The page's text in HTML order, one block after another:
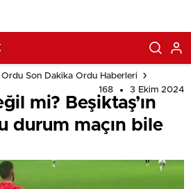
Son Dakika Ordu Haberleri
168
3 Ekim 2024
mi? Beşiktaş’ın
durum maçın bile